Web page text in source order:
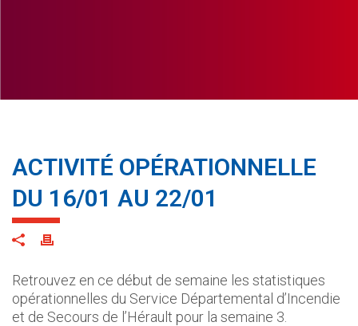
ACTIVITÉ OPÉRATIONNELLE
DU 16/01 AU 22/01
Retrouvez en ce début de semaine les statistiques
opérationnelles du Service Départemental d’Incendie
et de Secours de l’Hérault pour la semaine 3.